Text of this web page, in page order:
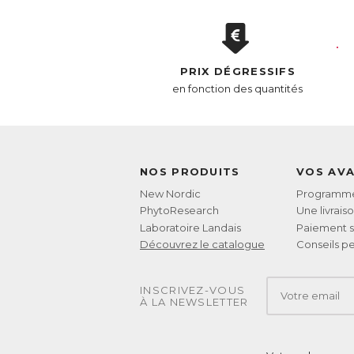
PRIX DÉGRESSIFS
en fonction des quantités
NOS PRODUITS
New Nordic
PhytoResearch
Laboratoire Landais
Découvrez le catalogue
VOS
Une
Paiement
Conseils
INSCRIVEZ-VOUS
À LA NEWSLETTER